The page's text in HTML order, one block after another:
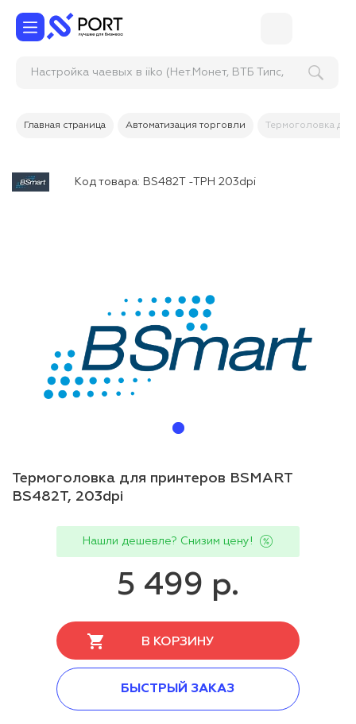
Настройка чаевых в iiko (Нет.Монет, ВТБ Типс,
Главная страница Автоматизация торговли Термоголовка
Код товара: BS482T -TPH 203dpi
Термоголовка для принтеров BSMART
BS482T, 203dpi
Нашли дешевле? Снизим цену!
5 499 р.
В КОРЗИНУ
БЫСТРЫЙ ЗАКАЗ